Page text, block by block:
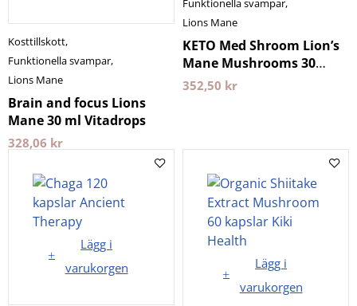
Kosttillskott,
Funktionella svampar,
Lions Mane
Brain and focus Lions
Mane 30 ml Vitadrops
328,06 kr
Funktionella svampar,
Lions Mane
KETO Med Shroom Lion’s
Mane Mushrooms 30
sachets BeKeto
352,50 kr
Lägg i
varukorgen
Lägg i
varukorgen